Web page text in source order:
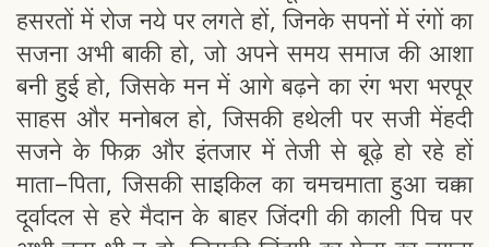
हसरतों में रोज नये पर लगते हों, जिनके सपनों में रंगों का
सजना अभी बाकी हो, जो अपने समय समाज की आशा
बनी हुई हो, जिसके मन में आगे बढ़ने का रंग भरा भरपूर
साहस और मनोबल हो, जिसकी हथेली पर सजी मेंहदी
सजने के फिक्र और इंतजार में तेजी से बूढ़े हो रहे हों
माता-पिता, जिसकी साइकिल का चमचमाता हुआ चक्का
दूर्वादल से हरे मैदान के बाहर जिंदगी की काली पिच पर